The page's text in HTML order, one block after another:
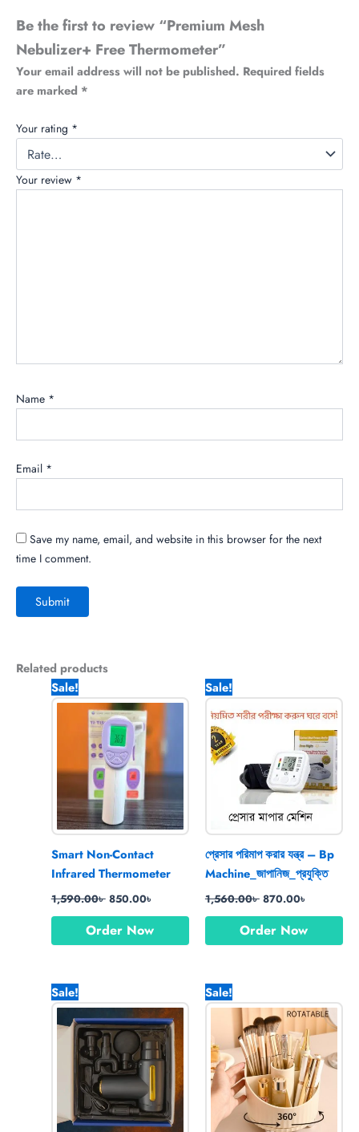
Be the first to review “Premium Mesh
Nebulizer+ Free Thermometer”
Your email address will not be published. Required fields
are marked *
Your rating *
Your review *
Name *
Email *
Save my name, email, and website in this browser for the next
time I comment.
Related products
Sale!
Smart Non-Contact
Infrared Thermometer
1,590.00৳
price
was:
1,590.00৳ .
850.00৳
price
Order Now
Sale!
প্রেসার পরিমাপ করার যন্ত্র – Bp
Machine_জাপানিজ_প্রযুক্তি
1,560.00৳
price
was:
870.00৳
price
is:
Order Now
Sale!
price
was:
1,800.00৳ .
price
is:
1,120.00৳ .
Sale!
price
was:
1,450.00৳ .
price
is:
990.00৳ .